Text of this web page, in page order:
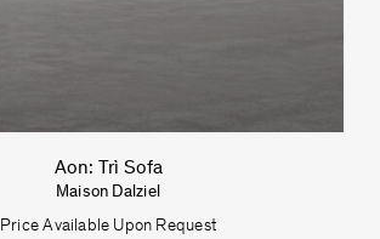
Aon: Trì Sofa
Maison Dalziel
Price Available Upon Request